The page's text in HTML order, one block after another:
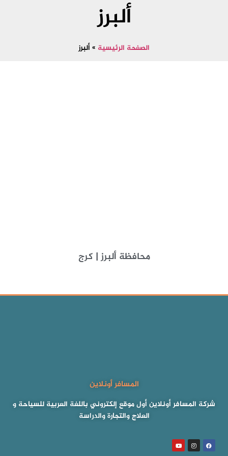
ألبرز
الصفحة الرئيسية » ألبرز
محافظة ألبرز | كرج
المسافر أونلاين
شركة المسافر أونلاين أول موقع إلكتروني باللغة العربية للسياحة و
العلاج والتجارة والدراسة